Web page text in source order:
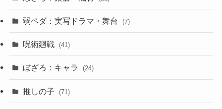
弱ペダ：実写ドラマ・舞台 (7)
呪術廻戦 (41)
ぼざろ：キャラ (24)
推しの子 (71)